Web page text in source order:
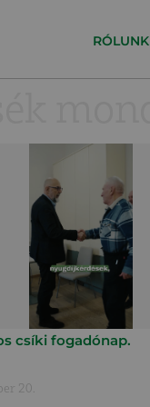
RÓLUNK
csíki fogadónap.
20.